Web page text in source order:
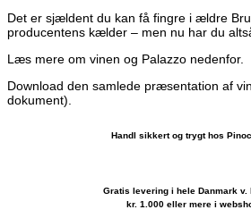
Det er sjældent du kan få fingre i ældre
producentens kælder – men nu har du
Læs mere om vinen og Palazzo nedenfor.
Download den samlede præsentation af
dokument).
Handl sikkert og trygt hos
Gratis levering i hele Danmark v.
kr. 1.000 eller mere i